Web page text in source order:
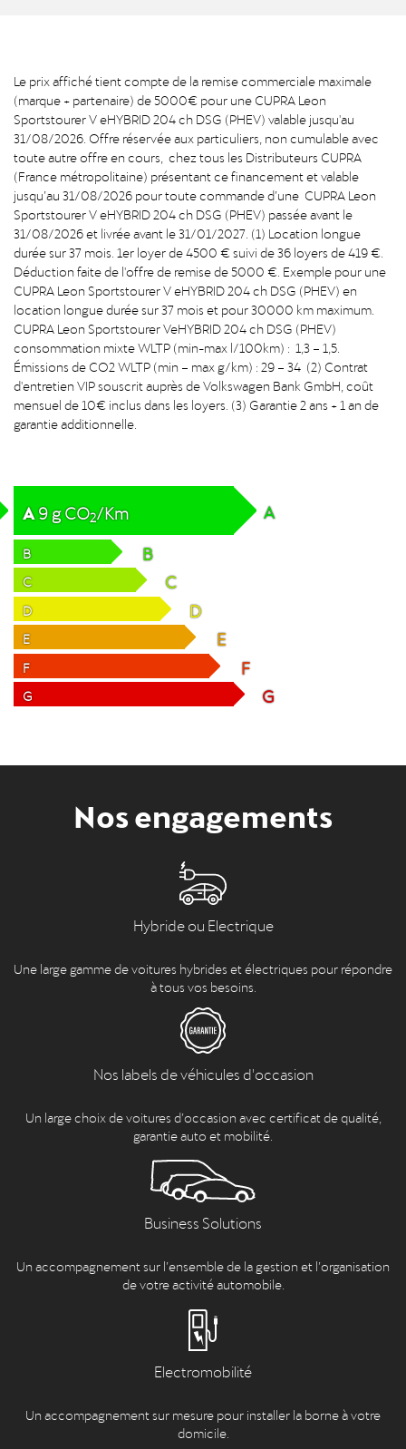
Le prix affiché tient compte de la remise commerciale maximale
(marque + partenaire) de 5000€ pour une CUPRA Leon
Sportstourer V eHYBRID 204 ch DSG (PHEV) valable jusqu'au
31/08/2026. Offre réservée aux particuliers, non cumulable avec
toute autre offre en cours, chez tous les Distributeurs CUPRA
(France métropolitaine) présentant ce financement et valable
jusqu’au 31/08/2026 pour toute commande d’une CUPRA Leon
Sportstourer V eHYBRID 204 ch DSG (PHEV) passée avant le
31/08/2026 et livrée avant le 31/01/2027. (1) Location longue
durée sur 37 mois. 1er loyer de 4500 € suivi de 36 loyers de 419 €.
Déduction faite de l'offre de remise de 5000 €. Exemple pour une
CUPRA Leon Sportstourer V eHYBRID 204 ch DSG (PHEV) en
location longue durée sur 37 mois et pour 30000 km maximum.
CUPRA Leon Sportstourer VeHYBRID 204 ch DSG (PHEV)
consommation mixte WLTP (min-max l/100km) : 1,3 – 1,5.
Émissions de CO2 WLTP (min – max g/km) : 29 – 34 (2) Contrat
d'entretien VIP souscrit auprès de Volkswagen Bank GmbH, coût
mensuel de 10€ inclus dans les loyers. (3) Garantie 2 ans + 1 an de
garantie additionnelle.
A9gCO2/Km A
B B
C C
D D
E E
F F
G G
Nos engagements
Hybride ou Electrique
Une large gamme de voitures hybrides et électriques pour répondre
à tous vos besoins.
Nos labels de véhicules d'occasion
Un large choix de voitures d’occasion avec certificat de qualité,
garantie auto et mobilité.
Business Solutions
Un accompagnement sur l’ensemble de la gestion et l’organisation
de votre activité automobile.
Electromobilité
Un accompagnement sur mesure pour installer la borne à votre
domicile.